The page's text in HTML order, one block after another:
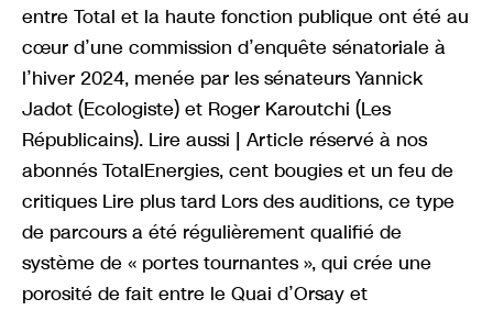
entre Total et la haute fonction publique ont été au
cœur d’une commission d’enquête sénatoriale à
l’hiver 2024, menée par les sénateurs Yannick
Jadot (Ecologiste) et Roger Karoutchi (Les
Républicains). Lire aussi | Article réservé à nos
abonnés TotalEnergies, cent bougies et un feu de
critiques Lire plus tard Lors des auditions, ce type
de parcours a été régulièrement qualifié de
système de « portes tournantes », qui crée une
porosité de fait entre le Quai d’Orsay et